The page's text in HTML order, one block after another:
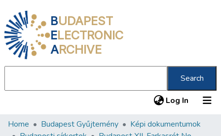
BUDAPEST
ELECTRONIC
ARCHIVE
Search
Log In (current)
Communities & Collections
Home Budapest Gyűjtemény
Képi dokumentumok